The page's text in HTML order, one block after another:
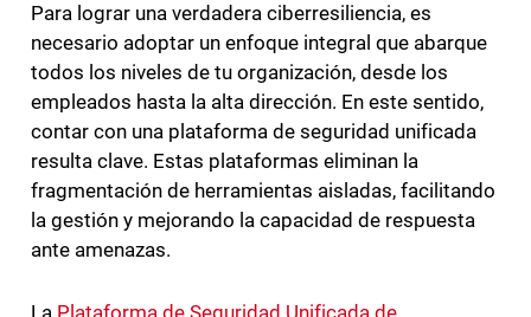
Para lograr una verdadera ciberresiliencia, es
necesario adoptar un enfoque integral que abarque
todos los niveles de tu organización, desde los
empleados hasta la alta dirección. En este sentido,
contar con una plataforma de seguridad unificada
resulta clave. Estas plataformas eliminan la
fragmentación de herramientas aisladas, facilitando
la gestión y mejorando la capacidad de respuesta
ante amenazas.